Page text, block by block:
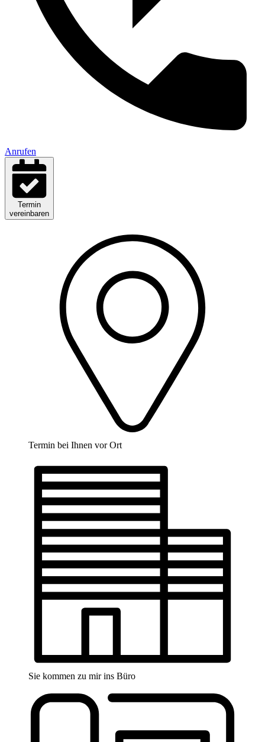
Anrufen
Termin
vereinbaren
Termin bei Ihnen vor Ort
Sie kommen zu mir ins Büro